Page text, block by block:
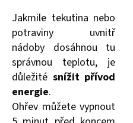
Jakmile tekutina nebo
potraviny uvnitř
nádoby dosáhnou tu
správnou teplotu, je
důležité snížit přívod
energie.
Ohřev můžete vypnout